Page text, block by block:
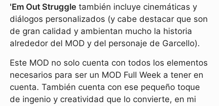
'Em Out Struggle también incluye cinemáticas y
diálogos personalizados (y cabe destacar que son
de gran calidad y ambientan mucho la historia
alrededor del MOD y del personaje de Garcello).
Este MOD no solo cuenta con todos los elementos
necesarios para ser un MOD Full Week a tener en
cuenta. También cuenta con ese pequeño toque
de ingenio y creatividad que lo convierte, en mi